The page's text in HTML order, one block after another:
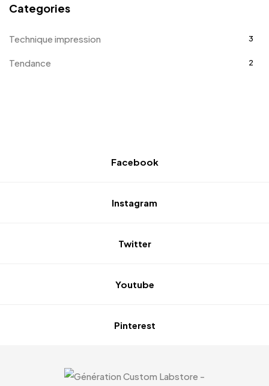
Categories
Technique impression 3
Tendance 2
Facebook
Instagram
Twitter
Youtube
Pinterest